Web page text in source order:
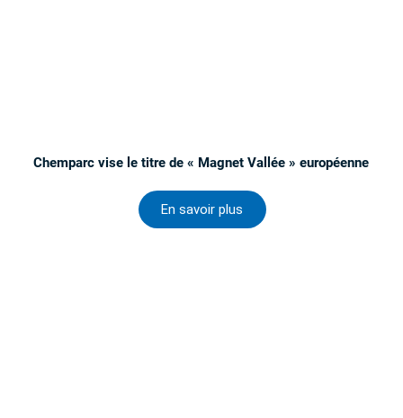
Chemparc vise le titre de « Magnet Vallée » européenne
En savoir plus